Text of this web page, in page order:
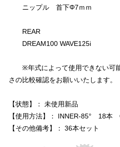
ニップル 首下Φ7ｍｍ
REAR
DREAM100 WAVE125i
※年式によって使用できない可
さの比較確認をお願いいたします。
【状態】： 未使用新品
【使用方法】： INNER-85° 18
【その他備考】： 36本セット